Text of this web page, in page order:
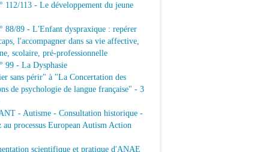
112/113 - Le développement du jeune
88/89 - L'Enfant dyspraxique : repérer
l'accompagner dans sa vie affective,
scolaire, pré-professionnelle
99 - La Dysphasie
sans périr" à "La Concertation des
de psychologie de langue française" - 3
- Autisme - Consultation historique -
au processus European Autism Action
scientifique et pratique d'ANAE